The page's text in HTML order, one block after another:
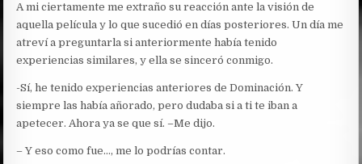
A mi ciertamente me extraño su reacción ante la visión de
aquella película y lo que sucedió en días posteriores. Un día me
atreví a preguntarla si anteriormente había tenido
experiencias similares, y ella se sinceró conmigo.
-Sí, he tenido experiencias anteriores de Dominación. Y
siempre las había añorado, pero dudaba si a ti te iban a
apetecer. Ahora ya se que sí. –Me dijo.
– Y eso como fue…, me lo podrías contar.